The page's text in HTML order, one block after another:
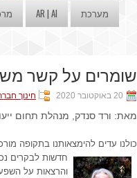
AR | AI מערכת
שומרים על קשר
20 באוקטובר 2020 חינוך
מאת: ורד סנדק, מנהלת תחום
כולנו עדים להימצאותנו בתקופה
חדשות לבקרים
והרצאות על